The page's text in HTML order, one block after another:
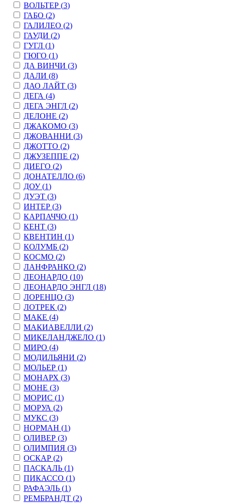
ВОЛЬТЕР (3)
ГАБО (2)
ГАЛИЛЕО (2)
ГАУДИ (2)
ГУГЛ (1)
ГЮГО (1)
ДА ВИНЧИ (3)
ДАЛИ (8)
ДАО ЛАЙТ (3)
ДЕГА (4)
ДЕГА ЭНГЛ (2)
ДЕЛОНЕ (2)
ДЖАКОМО (3)
ДЖОВАННИ (3)
ДЖОТТО (2)
ДЖУЗЕППЕ (2)
ДИЕГО (2)
ДОНАТЕЛЛО (6)
ДОУ (1)
ДУЭТ (3)
ИНТЕР (3)
КАРПАЧЧО (1)
КЕНТ (3)
КВЕНТИН (1)
КОЛУМБ (2)
КОСМО (2)
ЛАНФРАНКО (2)
ЛЕОНАРДО (10)
ЛЕОНАРДО ЭНГЛ (18)
ЛОРЕНЦО (3)
ЛОТРЕК (2)
МАКЕ (4)
МАКИАВЕЛЛИ (2)
МИКЕЛАНДЖЕЛО (1)
МИРО (4)
МОДИЛЬЯНИ (2)
МОЛЬЕР (1)
МОНАРХ (3)
МОНЕ (3)
МОРИС (1)
МОРУА (2)
МУКС (3)
НОРМАН (1)
ОЛИВЕР (3)
ОЛИМПИЯ (3)
ОСКАР (2)
ПАСКАЛЬ (1)
ПИКАССО (1)
РАФАЭЛЬ (1)
РЕМБРАНДТ (2)